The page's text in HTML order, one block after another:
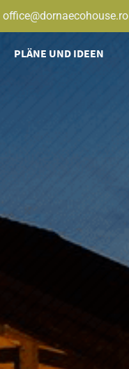
office@dornaecohouse.ro
PLÄNE UND IDEEN